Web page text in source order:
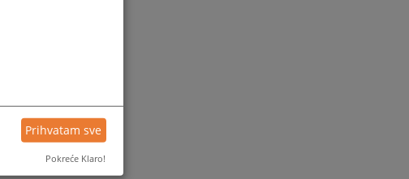
Prihvatam sve
Pokreće Klaro!